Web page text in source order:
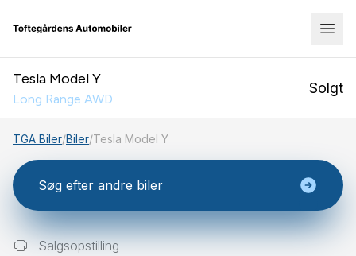
Tesla Model Y
Long Range AWD
Solgt
TGA Biler/Biler/Tesla Model Y
Søg efter andre biler
Salgsopstilling